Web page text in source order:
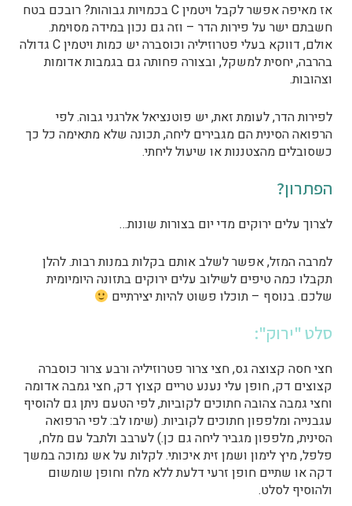
אז מאיפה אפשר לקבל ויטמין C בכמויות גבוהות? רובכם בטח
חשבתם ישר על פירות הדר – וזה גם נכון במידה מסוימת.
אולם, דווקא בעלי פטרוזיליה וכוסברהיש
כמות ויטמין C גדולה
בהרבה, יחסית למשקל, ובצורה פחותה גם בגמבות אדומות
וצהובות.
לפירות הדר, לעומת זאת, יש פוטנציאל אלרגני גבוה. לפי
הרפואה הסינית הם מגבירים ליחה, תכונה שלא מתאימה כל כך
כשסובלים מהצטננות או שיעול ליחתי.
הפתרון?
לצרוך עלים ירוקים מדי יום בצורות שונות…
למרבה המזל, אפשר לשלב אותם בקלות במנות רבות. להלן
תקבלו כמה טיפים לשילוב עלים ירוקים בתזונה היומיומית
שלכם. בנוסף – תוכלו פשוט להיות יצירתיים
סלט "ירוק":
חצי חסה קצוצה גס, חצי צרור פטרוזיליה ורבע צרור כוסברה
קצוצים דק, חופן עלי נענע טריים קצוץ דק, חצי גמבה אדומה
וחצי גמבה צהובה חתוכים לקוביות, לפי הטעם ניתן גם להוסיף
עגבנייה ומלפפון חתוכים לקוביות. (שימו לב: לפי הרפואה
הסינית, מלפפון מגביר ליחה גם כן.) לערבב ולתבל עם מלח,
פלפל, מיץ לימון ושמן זית איכותי. לקלות על אש נמוכה במשך
דקה או שתיים חופן זרעי דלעת ללא מלח וחופן שומשום
ולהוסיף לסלט.